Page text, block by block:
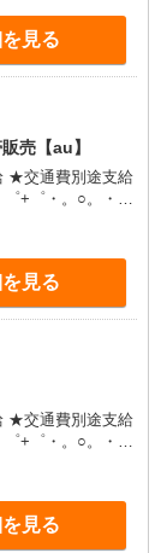
・。○。・゜
見る
売【au】
★交通費別途支給
介
回払
・。○。・゜
見る
★交通費別途支給
介
回払
・。○。・゜
見る